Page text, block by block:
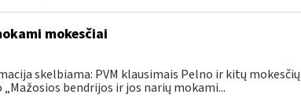
mokesčiai
skelbiama: PVM klausimais Pelno ir kitų
bendrijos ir jos narių mokami...